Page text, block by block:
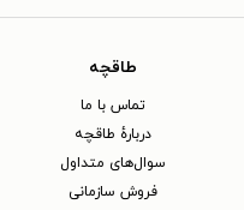
طاقچه
تماس با ما
دربارهٔ طاقچه
سوال‌های متداول
فروش سازمانی